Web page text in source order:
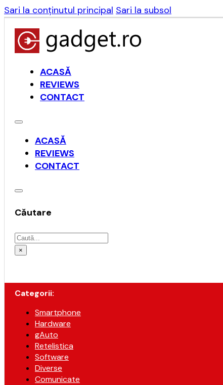
Sari la conținutul principal Sari la subsol
ACASĂ
REVIEWS
CONTACT
ACASĂ
REVIEWS
CONTACT
Căutare
Caută
×
Categorii:
Smartphone
Hardware
gAuto
Retelistica
Software
Diverse
Comunicate